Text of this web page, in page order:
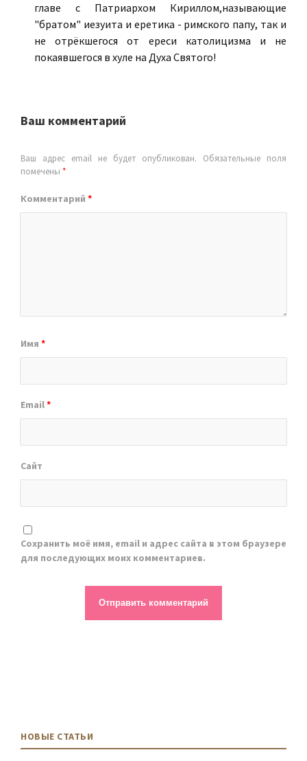
главе с Патриархом Кириллом,называющие
"братом" иезуита и еретика - римского папу, так и
не отрёкшегося от ереси католицизма и не
покаявшегося в хуле на Духа Святого!
Ваш комментарий
Ваш адрес email не будет опубликован.
Обязательные поля
помечены *
Комментарий *
Имя *
Email*
Сайт
Сохранить моё имя, email и адрес сайта в этом браузере
для последующих моих комментариев.
НОВЫЕ СТАТЬИ